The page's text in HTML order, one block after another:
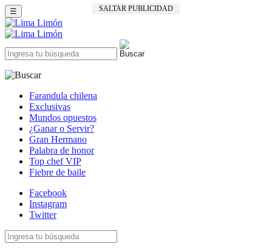
SALTAR PUBLICIDAD
☰
Farandula chilena
Exclusivas
Mundos opuestos
¿Ganar o Servir?
Gran Hermano
Palabra de honor
Top chef VIP
Fiebre de baile
Facebook
Instagram
Twitter